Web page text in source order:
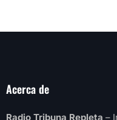
Acerca de
Radio Tribuna Repleta –